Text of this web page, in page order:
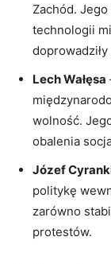
Zachód.
technologii
Lech Wałęsa
wolność.
obalenia
Józef
politykę
zarówno
protestów.